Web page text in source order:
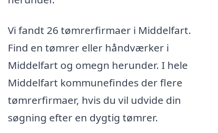
Vi fandt 26 tømrerfirmaer i Middelfart.
Find en tømrer eller håndværker i
Middelfart og omegn herunder. I hele
Middelfart kommunefindes der flere
tømrerfirmaer, hvis du vil udvide din
søgning efter en dygtig tømrer.